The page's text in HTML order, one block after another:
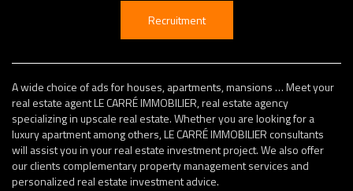
Recruitment
A wide choice of ads for houses, apartments, mansions … Meet your
real estate agent LE CARRÉ IMMOBILIER, real estate agency
specializing in upscale real estate. Whether you are looking for a
luxury apartment among others, LE CARRÉ IMMOBILIER consultants
will assist you in your real estate investment project. We also offer
our clients complementary property management services and
personalized real estate investment advice.